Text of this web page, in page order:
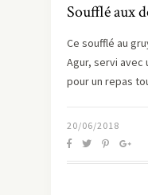
Soufflé aux
Ce soufflé au
Agur, servi
pour un repas
20/06/2018